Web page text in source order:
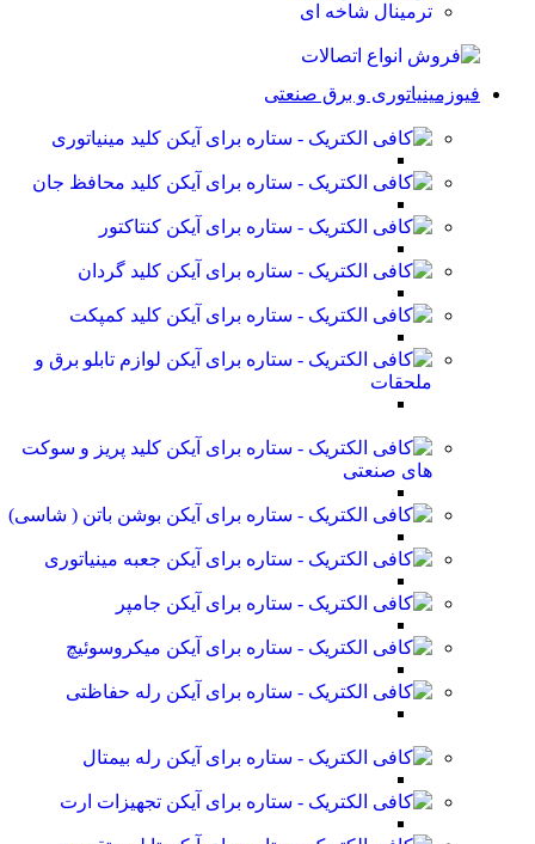
ترمینال شاخه ای
فیوزمینیاتوری و برق صنعتی
کلید مینیاتوری
کلید محافظ جان
کنتاکتور
کلید گردان
کلید کمپکت
لوازم تابلو برق و
ملحقات
کلید پریز و سوکت
های صنعتی
بوشن باتن ( شاسی)
جعبه مینیاتوری
جامپر
میکروسوئیچ
رله حفاظتی
رله بیمتال
تجهیزات ارت